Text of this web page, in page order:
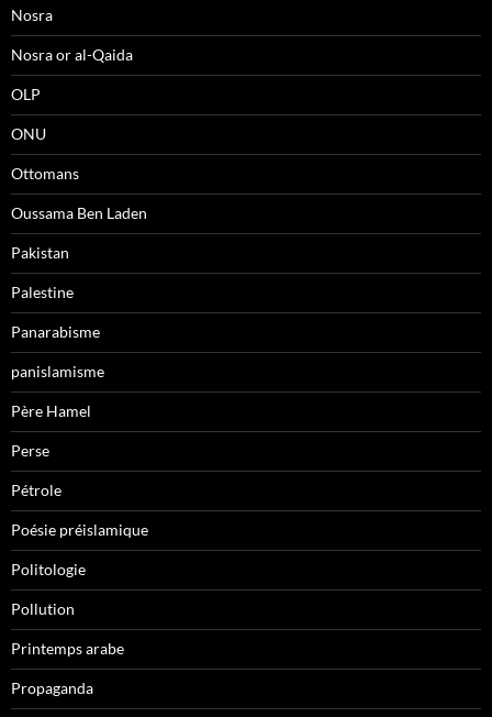
Nosra
Nosra or al-Qaida
OLP
ONU
Ottomans
Oussama Ben Laden
Pakistan
Palestine
Panarabisme
panislamisme
Père Hamel
Perse
Pétrole
Poésie préislamique
Politologie
Pollution
Printemps arabe
Propaganda